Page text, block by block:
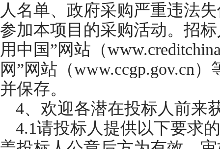
人名单、政府采购严重违法
参加本项目的采购活动。招
用中国”网站（
网”网站（www.ccgp.gov.cn
并保存。
4、欢迎各潜在投标人前来
4.1请投标人提供以下要求